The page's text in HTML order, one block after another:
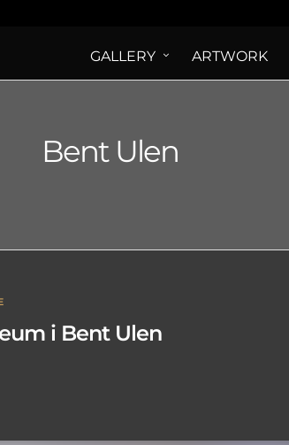
GALLERY ARTWORK
Bent Ulen
i Bent Ulen